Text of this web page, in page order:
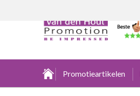
Promotieartikelen